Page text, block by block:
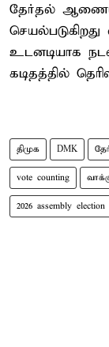
தேர்தல்
உடனடியாக
கடிதத்தில்
திமுக DMK
vote counting
2026 assembly election